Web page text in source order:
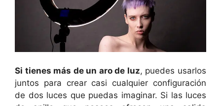
Si tienes más de un aro de luz, puedes usarlos
juntos para crear casi cualquier configuración
de dos luces que puedas imaginar. Si las luces